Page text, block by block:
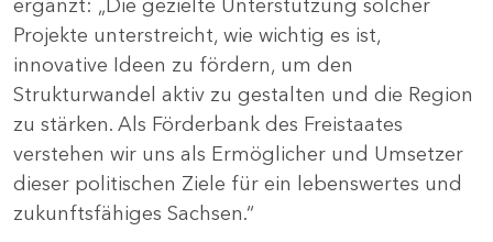
ergänzt: „Die gezielte Unterstützung solcher
Projekte unterstreicht, wie wichtig es ist,
innovative Ideen zu fördern, um den
Strukturwandel aktiv zu gestalten und die Region
zu stärken. Als Förderbank des Freistaates
verstehen wir uns als Ermöglicher und Umsetzer
dieser politischen Ziele für ein lebenswertes und
zukunftsfähiges Sachsen.“